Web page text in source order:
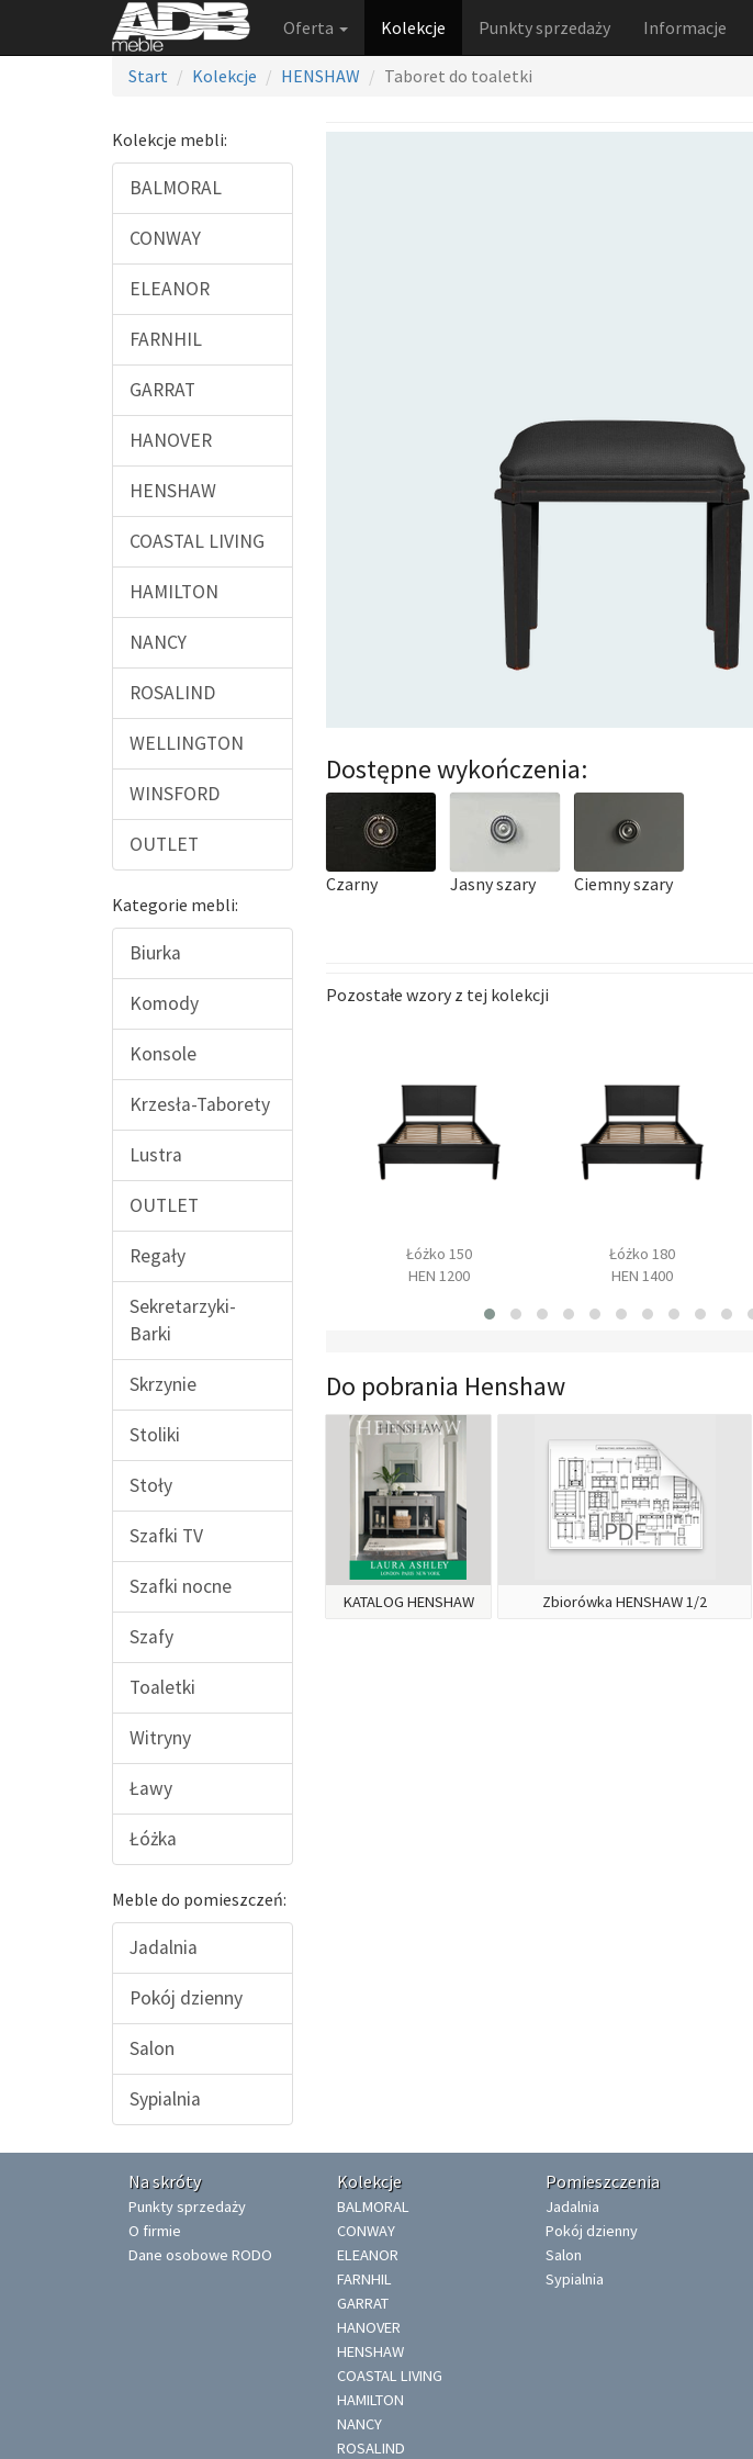
Oferta Kolekcje Punkty sprzedaży Informacje
Start Kolekcje HENSHAW Taboret do toaletki
Kolekcje mebli:
BALMORAL
CONWAY
ELEANOR
FARNHIL
GARRAT
HANOVER
HENSHAW
COASTAL LIVING
HAMILTON
NANCY
ROSALIND
WELLINGTON
WINSFORD
OUTLET
Kategorie mebli:
Biurka
Komody
Konsole
Krzesła-Taborety
Lustra
OUTLET
Regały
Sekretarzyki-
Barki
Skrzynie
Stoliki
Stoły
Szafki TV
Szafki nocne
Szafy
Toaletki
Witryny
Ławy
Łóżka
Meble do pomieszczeń:
Jadalnia
Pokój dzienny
Salon
Sypialnia
Dostępne wykończenia:
Czarny Jasny szary Ciemny szary
Pozostałe wzory z tej kolekcji
Łóżko 150
HEN 1200
Łóżko 180
HEN 1400
Do pobrania Henshaw
KATALOG HENSHAW Zbiorówka HENSHAW 1/2
Na skróty
Punkty sprzedaży
O firmie
Dane osobowe RODO
Kolekcje
BALMORAL
CONWAY
ELEANOR
FARNHIL
GARRAT
HANOVER
HENSHAW
COASTAL LIVING
HAMILTON
NANCY
ROSALIND
Pomieszczenia
Jadalnia
Pokój dzienny
Salon
Sypialnia